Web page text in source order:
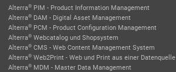
Alterra® PIM - Product Information Management
Alterra® DAM - Digital Asset Management
Alterra® PCM - Product Configuration Management
Alterra® Webcatalog und Shopsystem
Alterra® CMS - Web Content Management System
Alterra® Web2Print - Web und Print aus einer Datenquelle
Alterra® MDM - Master Data Management